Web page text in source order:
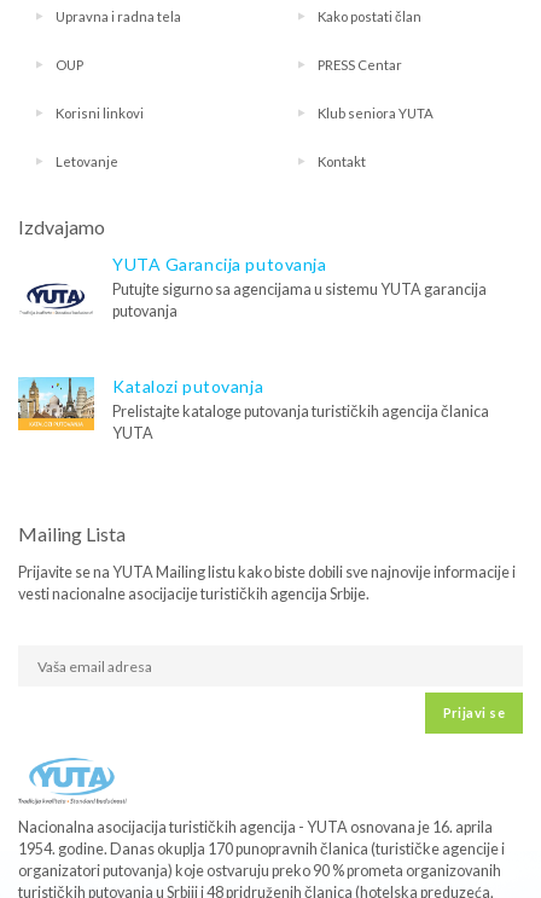
Upravna i radna tela Kako postati član
OUP PRESS Centar
Korisni linkovi Klub seniora YUTA
Letovanje Kontakt
Izdvajamo
YUTA Garancija putovanja
Putujte sigurno sa agencijama u sistemu YUTA garancija
putovanja
Katalozi putovanja
Prelistajte kataloge putovanja turističkih agencija članica
YUTA
Mailing Lista
Prijavite se na YUTA Mailing listu kako biste dobili sve najnovije informacije i
vesti nacionalne asocijacije turističkih agencija Srbije.
Prijavi se
Nacionalna asocijacija turističkih agencija - YUTA osnovana je 16. aprila
1954. godine. Danas okuplja 170 punopravnih članica (turističke agencije i
organizatori putovanja) koje ostvaruju preko 90 % prometa organizovanih
turističkih putovanja u Srbiji i 48 pridruženih članica (hotelska preduzeća,